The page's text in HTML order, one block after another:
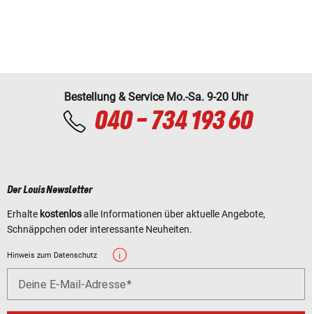
Bestellung & Service Mo.-Sa. 9-20 Uhr
040 - 734 193 60
Der Louis Newsletter
Erhalte kostenlosalle Informationen über aktuelle Angebote,
Schnäppchen oder interessante Neuheiten.
Hinweis zum Datenschutz
Deine E-Mail-Adresse